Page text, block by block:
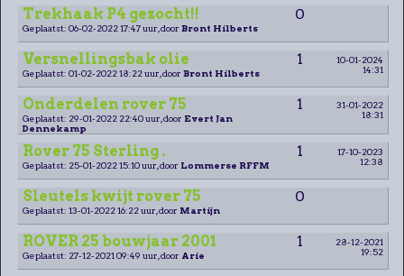
Trekhaak P4 gezocht!! 0
Geplaatst: 06-02-2022 17:47 uur, door Bront Hilberts
Versnellingsbak olie 1
10-01-2024
14:31
Geplaatst: 01-02-2022 18:22 uur, door Bront Hilberts
Onderdelen rover 75 1
31-01-2022
18:31
Geplaatst: 29-01-2022 22:40 uur, door Evert Jan
Dennekamp
Rover 75 Sterling . 1
17-10-2023
12:38
Geplaatst: 25-01-2022 15:10 uur, door Lommerse RFFM
Sleutels kwijt rover 75 0
Geplaatst: 13-01-2022 16:22 uur, door Martijn
ROVER 25 bouwjaar 2001 1
28-12-2021
19:52
Geplaatst: 27-12-2021 09:49 uur, door Arie